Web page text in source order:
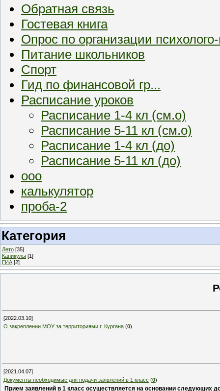
Обратная связь
Гостевая книга
Опрос по организации
Питание школьников
Спорт
Гид по финансовой гр...
Расписание уроков
Расписание 1-4 кл (см.о)
Расписание 5-11 кл (см.о)
Расписание 1-4 кл (до)
Расписание 5-11 кл (до)
ооо
калькулятор
проба-2
Категория
Лето [35]
Каникулы [1]
ГИА [2]
[2022.03.10]
О закреплении МОУ за территориями г. Кургана (0)
[2021.04.07]
Документы необходимые для подачи заявлений в 1 класс (0)
Прием заявлений в 1 класс осуществляется на основании следующих